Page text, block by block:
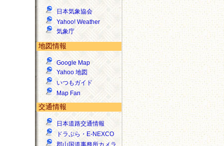
日本気象協会
Yahoo! Weather
気象庁
地図情報
Google Map
Yahoo 地図
いつもガイド
Map Fan
交通情報
日本道路交通情報
ドラぷら・E-NEXCO
郡山国道事務所カメラ